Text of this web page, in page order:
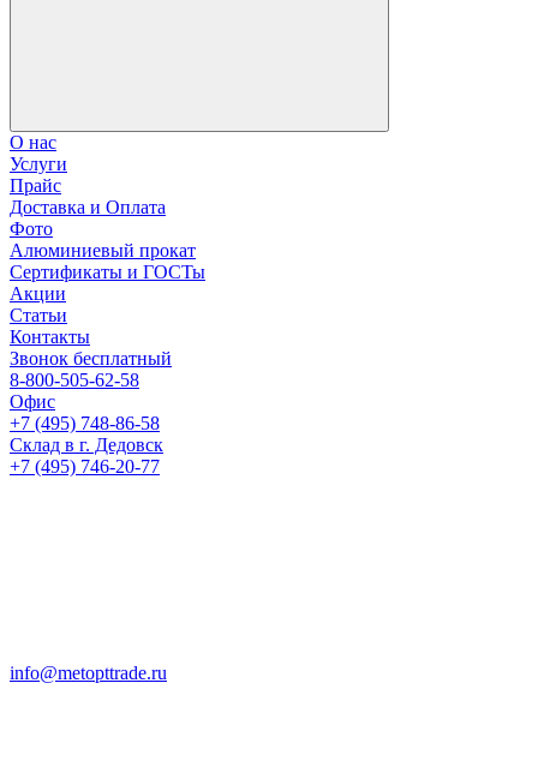
О нас
Услуги
Прайс
Доставка и Оплата
Фото
Алюминиевый прокат
Сертификаты и ГОСТы
Акции
Статьи
Контакты
Звонок бесплатный
8-800-505-62-58
Офис
+7 (495) 748-86-58
Склад в г. Дедовск
+7 (495) 746-20-77
info@metopttrade.ru